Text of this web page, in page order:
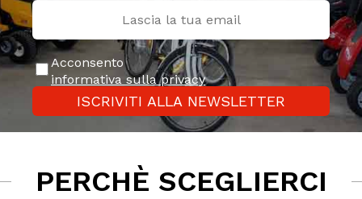
Acconsento
informativa sulla privacy
ISCRIVITI ALLA NEWSLETTER
PERCHÈ SCEGLIERCI